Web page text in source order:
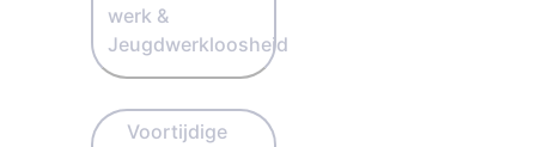
werk &
Jeugdwerkloosheid
Voortijdige